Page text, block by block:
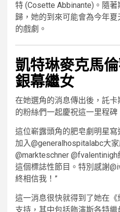
特 (Cosette Abbinante)。隨
歸，她的到來可能會為今年
的戲劇。
凱特琳麥克馬
銀幕繼女
在她選角的消息傳出後，託
的粉絲們一起慶祝這一里程碑
這位嶄露頭角的肥皂劇明星寫
加入@generalhospitalabc大
@markteschner
這個標誌性節目。特別感謝
終相信我！”
這一消息很快就得到了她在
支持，其中包括飾演斯各特繼